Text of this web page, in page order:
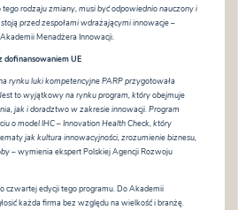
rodzaju zmiany, musi być odpowiednio nauczony i
przed zespołami wdrażającymi innowacje–
Menadżera Innowacji.
dofinansowaniem UE
rynku luki kompetencyjne PARP przygotowała
to wyjątkowy na rynku program, który obejmuje
jak i doradztwo w zakresie innowacji. Program
o model IHC – Innovation Health Check, który
jak kultura innowacyjności, zrozumienie biznesu,
– wymienia ekspert Polskiej Agencji Rozwoju
czwartej edycji tego programu. Do Akademii
każda firma bez względu na wielkość i branżę.